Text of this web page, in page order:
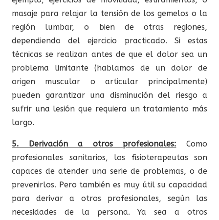
masaje para relajar la tensión de los gemelos o la
región lumbar, o bien de otras regiones,
dependiendo del ejercicio practicado. Si estas
técnicas se realizan antes de que el dolor sea un
problema limitante (hablamos de un dolor de
origen muscular o articular principalmente)
pueden garantizar una disminución del riesgo a
sufrir una lesión que requiera un tratamiento más
largo.
5. Derivación a otros profesionales: Como
profesionales sanitarios, los fisioterapeutas son
capaces de atender una serie de problemas, o de
prevenirlos. Pero también es muy útil su capacidad
para derivar a otros profesionales, según las
necesidades de la persona. Ya sea a otros